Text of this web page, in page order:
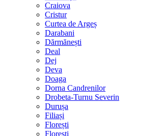
Craiova
Cristur
Curtea de Argeș
Darabani
Dărmănești
Deal
Dej
Deva
Doaga
Dorna Candrenilor
Drobeta-Turnu Severin
Durușa
Filiași
Florești
Florești